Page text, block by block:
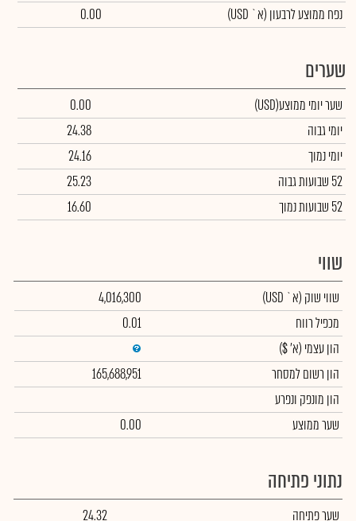
נפח ממוצע לרבעון (א` USD)
0.00
שערים
שער יומי ממוצע(USD)
0.00
יומי גבוה
24.38
יומי נמוך
24.16
52 שבועות גבוה
25.23
52 שבועות נמוך
16.60
שווי
שווי שוק (א` USD)
4,016,300
מכפיל רווח
0.01
הון עצמי (א' $)
הון רשום למסחר
165,688,951
הון מונפק ונפרע
שער ממוצע
0.00
נתוני פתיחה
שער פתיחה 24.32